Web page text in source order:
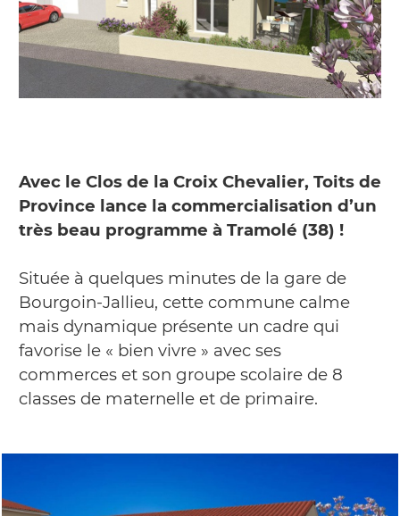
Avec le Clos de la Croix Chevalier, Toits de
Province lance la commercialisation d’un
très beau programme à Tramolé (38) !
Située à quelques minutes de la gare de
Bourgoin-Jallieu, cette commune calme
mais dynamique présente un cadre qui
favorise le « bien vivre » avec ses
commerces et son groupe scolaire de 8
classes de maternelle et de primaire.